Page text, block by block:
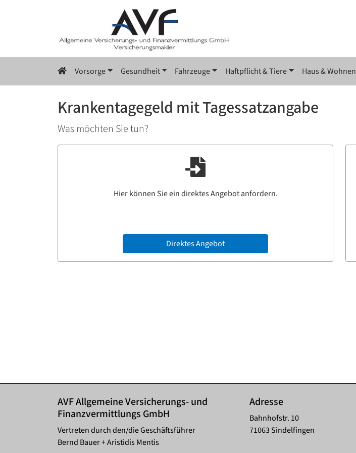
Vorsorge Gesundheit Fahrzeuge Haftpflicht & Tiere Haus & Wohnen
Krankentagegeld mit Tagessatzangabe
Was möchten Sie tun?
Hier können Sie ein direktes Angebot anfordern.
Direktes Angebot
AVF Allgemeine Versicherungs- und
Finanzvermittlungs GmbH
Vertreten durch den/die Geschäftsführer
Bernd Bauer + Aristidis Mentis
Adresse
Bahnhofstr. 10
71063 Sindelfingen